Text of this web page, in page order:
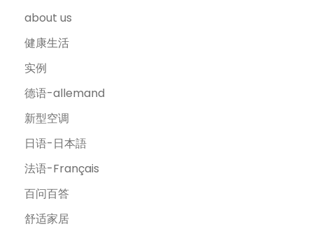
about us
健康生活
实例
德语-allemand
新型空调
日语-日本語
法语-Français
百问百答
舒适家居